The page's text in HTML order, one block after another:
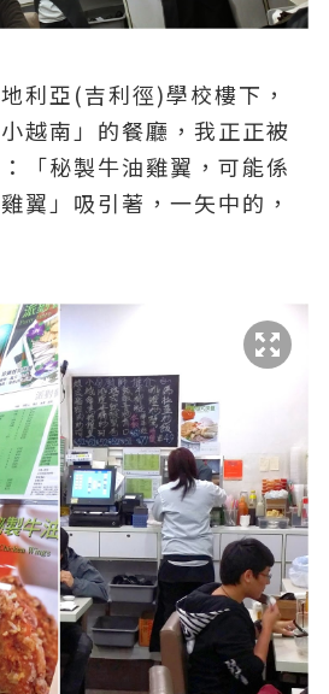
利亞(吉利徑)學校樓下，
越南」的餐廳，我正正被
「秘製牛油雞翼，可能係
翼」吸引著，一矢中的，